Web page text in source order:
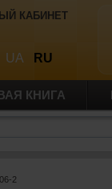
КАБИНЕТ
UA RU
КНИГА
2